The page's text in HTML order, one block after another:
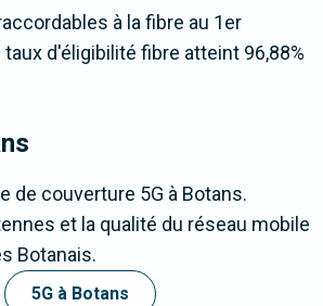
à la fibre au 1er
d'éligibilité fibre atteint 96,88%
de couverture 5G à Botans.
et la qualité du réseau mobile
Botanais.
5G à Botans